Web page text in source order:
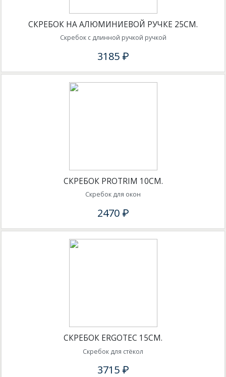
СКРЕБОК НА АЛЮМИНИЕВОЙ РУЧКЕ 25СМ.
Скребок с длинной ручкой ручкой
3185 ₽
СКРЕБОК PROTRIM 10СМ.
Скребок для окон
2470 ₽
СКРЕБОК ERGOTEC 15СМ.
Скребок для стёкол
3715 ₽